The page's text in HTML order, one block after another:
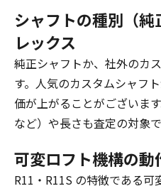
シャフトの種別（
レックス
純正シャフトか、社外のカ
す。人気のカスタムシャフ
価が上がることがございま
など）や長さも査定の対象で
可変ロフト機構の動
R11・R11S の特徴である